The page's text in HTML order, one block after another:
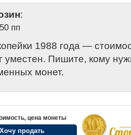
:
пп
1988 года —
уместен. Пишите, кому
монет.
цена монеты
Хочу продать